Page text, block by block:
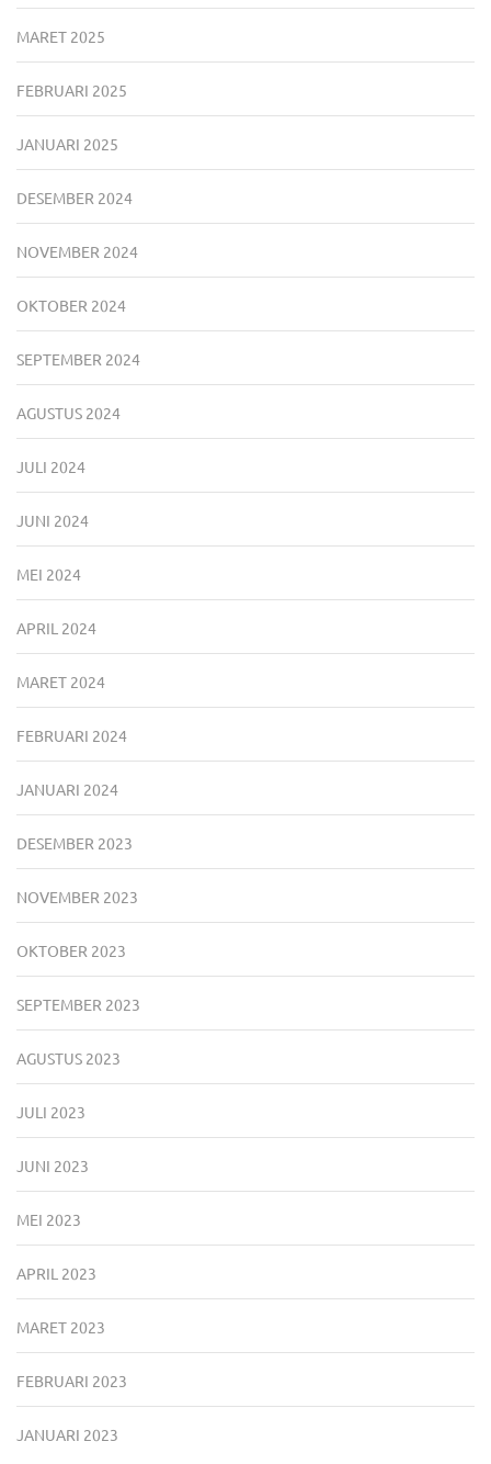
MARET 2025
FEBRUARI 2025
JANUARI 2025
DESEMBER 2024
NOVEMBER 2024
OKTOBER 2024
SEPTEMBER 2024
AGUSTUS 2024
JULI 2024
JUNI 2024
MEI 2024
APRIL 2024
MARET 2024
FEBRUARI 2024
JANUARI 2024
DESEMBER 2023
NOVEMBER 2023
OKTOBER 2023
SEPTEMBER 2023
AGUSTUS 2023
JULI 2023
JUNI 2023
MEI 2023
APRIL 2023
MARET 2023
FEBRUARI 2023
JANUARI 2023